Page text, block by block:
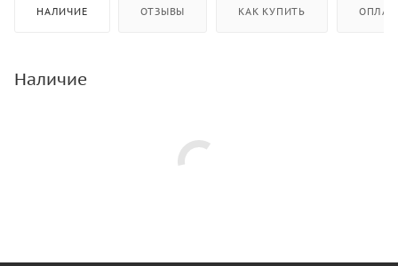
НАЛИЧИЕ ОТЗЫВЫ КАК КУПИТЬ
Наличие